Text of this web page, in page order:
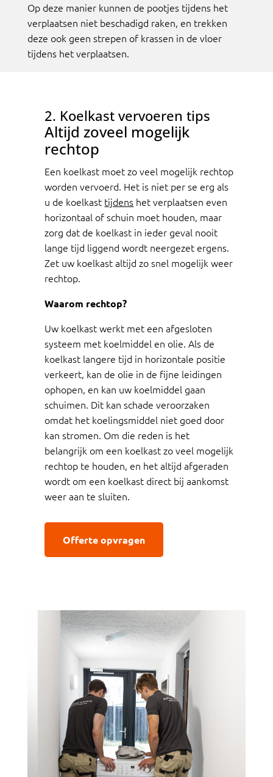
Op deze manier kunnen de pootjes tijdens het
verplaatsen niet beschadigd raken, en trekken
deze ook geen strepen of krassen in de vloer
tijdens het verplaatsen.
2. Koelkast vervoeren tips
Altijd zoveel mogelijk
rechtop
Een koelkast moet zo veel mogelijk rechtop
worden vervoerd. Het is niet per se erg als
u de koelkast tijdens het verplaatsen even
horizontaal of schuin moet houden, maar
zorg dat de koelkast in ieder geval nooit
lange tijd liggend wordt neergezet ergens.
Zet uw koelkast altijd zo snel mogelijk weer
rechtop.
Waarom rechtop?
Uw koelkast werkt met een afgesloten
systeem met koelmiddel en olie. Als de
koelkast langere tijd in horizontale positie
verkeert, kan de olie in de fijne leidingen
ophopen, en kan uw koelmiddel gaan
schuimen. Dit kan schade veroorzaken
omdat het koelingsmiddel niet goed door
kan stromen. Om die reden is het
belangrijk om een koelkast zo veel mogelijk
rechtop te houden, en het altijd afgeraden
wordt om een koelkast direct bij aankomst
weer aan te sluiten.
Offerte opvragen